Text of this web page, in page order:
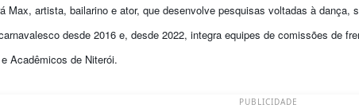
Max, artista, bailarino e ator, que desenvolve pesquisas voltadas à dança,
desde 2016 e, desde 2022, integra equipes de comissões de
Acadêmicos de Niterói.
PUBLICIDADE